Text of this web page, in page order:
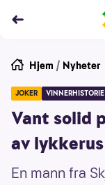
Hjem / Nyheter
JOKER VINNERHISTORIE
Vant solid
av lykkerus
En mann fra